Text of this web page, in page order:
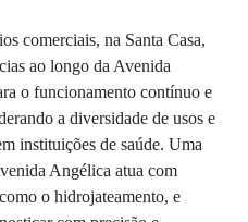
comerciais, na Santa Casa,
ao longo da Avenida
o funcionamento contínuo e
a diversidade de usos e
instituições de saúde. Uma
Angélica atua com
o hidrojateamento, e